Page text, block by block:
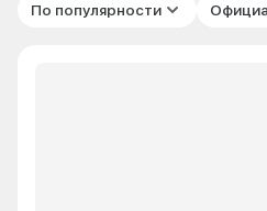
По популярности